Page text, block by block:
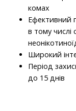
комах
Ефективний
в тому числі
Широкий
Період
до 15 днів